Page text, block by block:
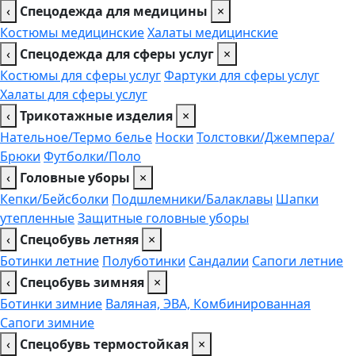
‹ Спецодежда для медицины
×
Костюмы медицинскиеХалаты медицинские
‹ Спецодежда для сферы услуг ×
Костюмы для сферы услугФартуки для сферы услуг
Халаты для сферы услуг
‹ Трикотажные изделия ×
Нательное/Термо белье Носки Толстовки/Джемпера/
Брюки Футболки/Поло
‹ Головные уборы
×
Кепки/Бейсболки Подшлемники/Балаклавы Шапки
утепленныеЗащитные головные уборы
‹ Спецобувь летняя ×
Ботинки летние Полуботинки Сандалии Сапоги летние
‹ Спецобувь зимняя ×
Ботинки зимние Валяная, ЭВА, Комбинированная
Сапоги зимние
‹ Спецобувь термостойкая ×